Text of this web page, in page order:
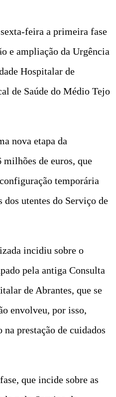
feira a primeira fase
e ampliação da Urgência
Hospitalar de
de Saúde do Médio Tejo
nova etapa da
milhões de euros, que
temporária
utentes do Serviço de
incidiu sobre o
pela antiga Consulta
de Abrantes, que se
envolveu, por isso,
prestação de cuidados
que incide sobre as